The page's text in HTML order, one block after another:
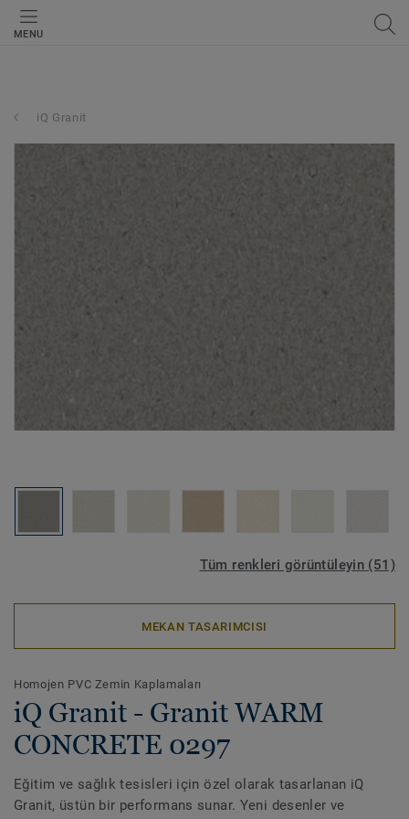
MENU
iQ Granit
Tüm renkleri görüntüleyin (51)
MEKAN TASARIMCISI
Homojen PVC Zemin Kaplamaları
iQ Granit - Granit WARM
CONCRETE 0297
Eğitim ve sağlık tesisleri için özel olarak tasarlanan iQ
Granit, üstün bir performans sunar. Yeni desenler ve